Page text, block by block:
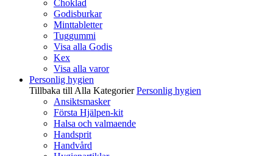
Choklad
Godisburkar
Minttabletter
Tuggummi
Visa alla Godis
Kex
Visa alla varor
Personlig hygien
Tillbaka till Alla Kategorier Personlig hygien
Ansiktsmasker
Första Hjälpen-kit
Halsa och valmaende
Handsprit
Handvård